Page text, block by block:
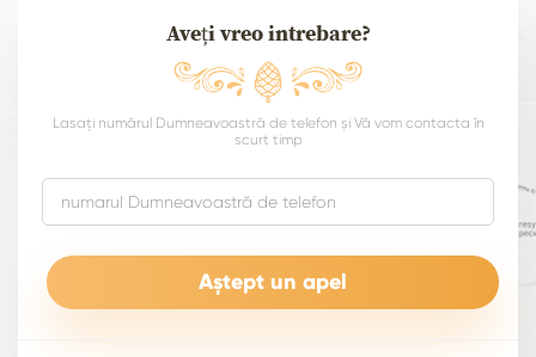
Aveți vreo intrebare?
Lasați numărul Dumneavoastră de telefon și Vă vom contacta în
scurt timp